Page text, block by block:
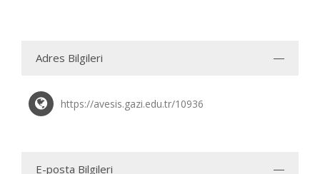
Adres Bilgileri
https://avesis.gazi.edu.tr/10936
E-posta Bilgileri